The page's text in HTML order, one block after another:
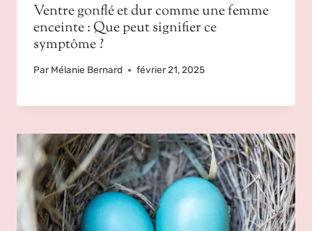
Ventre gonflé et dur comme une femme
enceinte : Que peut signifier ce
symptôme ?
Par Mélanie Bernard février 21, 2025